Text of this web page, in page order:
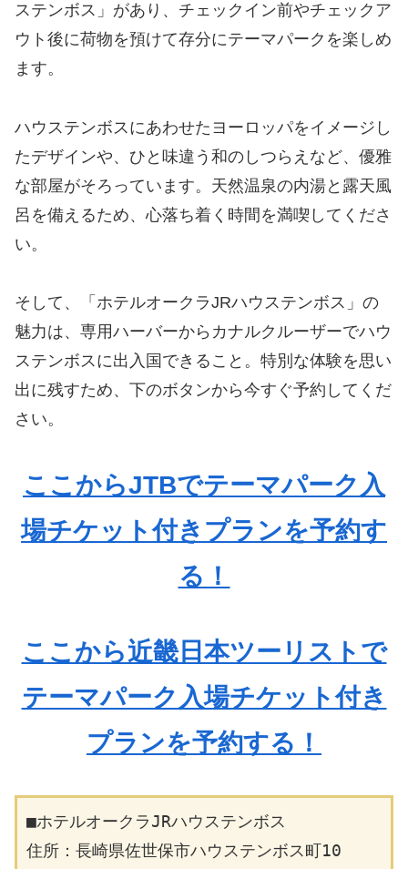
ステンボス」があり、チェックイン前やチェックア
ウト後に荷物を預けて存分にテーマパークを楽しめ
ます。
ハウステンボスにあわせたヨーロッパをイメージし
たデザインや、ひと味違う和のしつらえなど、優雅
な部屋がそろっています。天然温泉の内湯と露天風
呂を備えるため、心落ち着く時間を満喫してくださ
い。
そして、「ホテルオークラJRハウステンボス」の
魅力は、専用ハーバーからカナルクルーザーでハウ
ステンボスに出入国できること。特別な体験を思い
出に残すため、下のボタンから今すぐ予約してくだ
さい。
ここからJTBでテーマパーク入
場チケット付きプランを予約す
る！
ここから近畿日本ツーリストで
テーマパーク入場チケット付き
プランを予約する！
■ホテルオークラJRハウステンボス
住所：長崎県佐世保市ハウステンボス町10